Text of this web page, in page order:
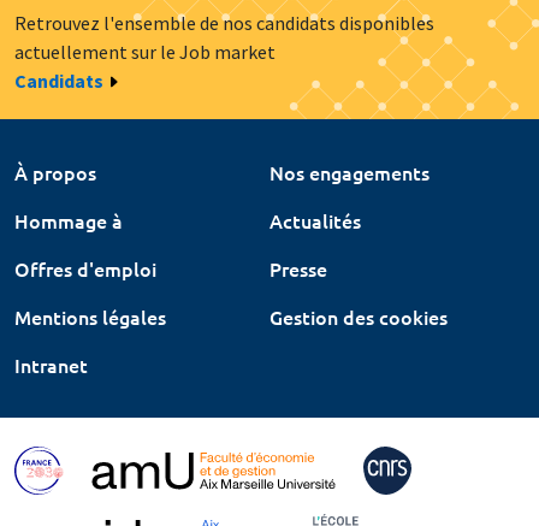
Retrouvez l'ensemble de nos candidats disponibles
actuellement sur le Job market
Candidats
À propos
Nos engagements
Hommage à
Actualités
Offres d'emploi
Presse
Mentions légales
Gestion des cookies
Intranet